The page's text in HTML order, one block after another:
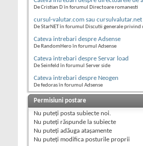
De Cristian D în forumul Directoare romanesti
cursul-valutar.com sau cursulvalutar.net
De StarNET în forumul Discutii generale
Cateva intrebari despre Adsense
De RandomHero în forumul Adsense
Cateva intrebari despre Servar load
De Seinfeld în forumul Server side
Cateva intrebari despre Neogen
De fedoras în forumul Adsense
Permisiuni postare
Nu puteţi posta subiecte noi.
Nu puteţi răspunde la subiecte
Nu puteţi adăuga ataşamente
Nu puteţi modifica posturile proprii